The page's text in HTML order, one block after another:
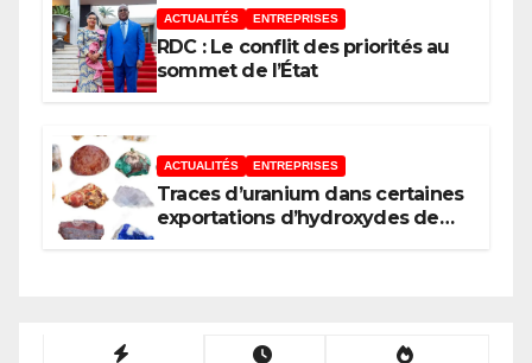
pour le développement de
l’Afrique (AUDA-NEPAD)
ACTUALITÉS ENTREPRISES
RDC : Le conflit des priorités au
sommet de l’État
ACTUALITÉS ENTREPRISES
Traces d’uranium dans certaines
exportations d’hydroxydes de